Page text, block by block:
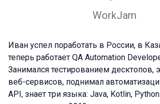
WorkJam
Иван успел поработать в России, в
теперь работает QA Automation
Занимался тестированием десктопов,
веб-сервисов, поднимал
API, знает три языка: Java, Kotlin,